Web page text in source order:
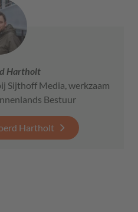
Hartholt
Sijthoff Media, werkzaam
Bestuur
Hartholt